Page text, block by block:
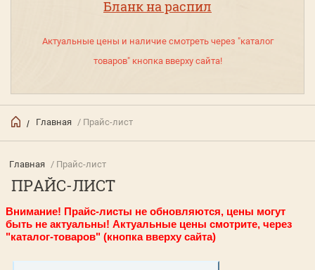
Бланк на распил
Актуальные цены и наличие смотреть через "каталог
товаров" кнопка вверху сайта!
/ Главная / Прайс-лист
Главная / Прайс-лист
ПРАЙС-ЛИСТ
Внимание! Прайс-листы не обновляются, цены могут
быть не актуальны! Актуальные цены смотрите, через
"каталог-товаров" (кнопка вверху сайта)